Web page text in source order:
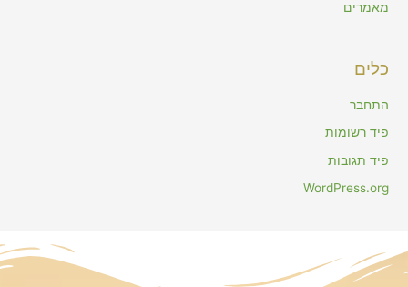
מאמרים
כלים
התחבר
פיד רשומות
פיד תגובות
WordPress.org